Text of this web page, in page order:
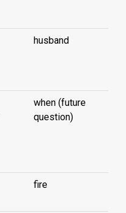
husband
when (future
question)
fire